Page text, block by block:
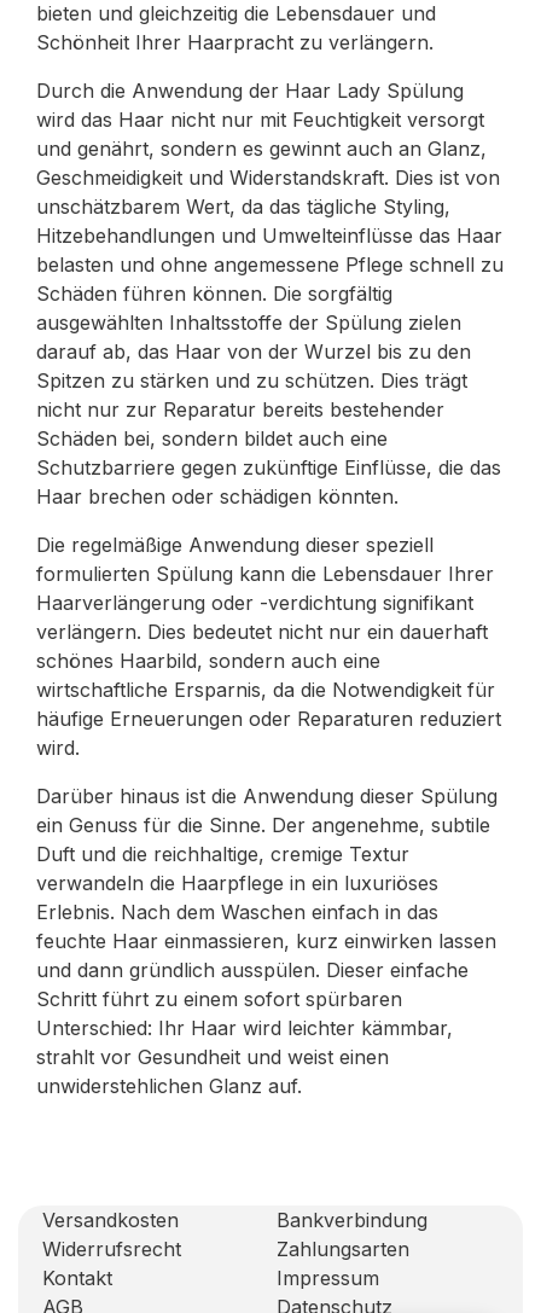
bieten und gleichzeitig die Lebensdauer und
Schönheit Ihrer Haarpracht zu verlängern.
Durch die Anwendung der Haar Lady Spülung
wird das Haar nicht nur mit Feuchtigkeit versorgt
und genährt, sondern es gewinnt auch an Glanz,
Geschmeidigkeit und Widerstandskraft. Dies ist von
unschätzbarem Wert, da das tägliche Styling,
Hitzebehandlungen und Umwelteinflüsse das Haar
belasten und ohne angemessene Pflege schnell zu
Schäden führen können. Die sorgfältig
ausgewählten Inhaltsstoffe der Spülung zielen
darauf ab, das Haar von der Wurzel bis zu den
Spitzen zu stärken und zu schützen. Dies trägt
nicht nur zur Reparatur bereits bestehender
Schäden bei, sondern bildet auch eine
Schutzbarriere gegen zukünftige Einflüsse, die das
Haar brechen oder schädigen könnten.
Die regelmäßige Anwendung dieser speziell
formulierten Spülung kann die Lebensdauer Ihrer
Haarverlängerung oder -verdichtung signifikant
verlängern. Dies bedeutet nicht nur ein dauerhaft
schönes Haarbild, sondern auch eine
wirtschaftliche Ersparnis, da die Notwendigkeit für
häufige Erneuerungen oder Reparaturen reduziert
wird.
Darüber hinaus ist die Anwendung dieser Spülung
ein Genuss für die Sinne. Der angenehme, subtile
Duft und die reichhaltige, cremige Textur
verwandeln die Haarpflege in ein luxuriöses
Erlebnis. Nach dem Waschen einfach in das
feuchte Haar einmassieren, kurz einwirken lassen
und dann gründlich ausspülen. Dieser einfache
Schritt führt zu einem sofort spürbaren
Unterschied: Ihr Haar wird leichter kämmbar,
strahlt vor Gesundheit und weist einen
unwiderstehlichen Glanz auf.
Versandkosten
Bankverbindung
Widerrufsrecht
Zahlungsarten
Kontakt
Impressum
AGB
Datenschutz